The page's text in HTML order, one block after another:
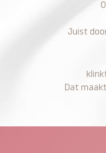
Juist
Dat